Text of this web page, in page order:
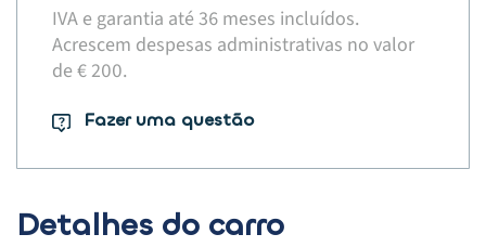
IVA e garantia até 36 meses incluídos.
Acrescem despesas administrativas no valor
de € 200.​
Fazer uma questão
Detalhes do carro